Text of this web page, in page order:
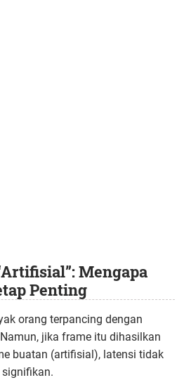
Mengapa
Penting
orang terpancing dengan
jika frame itu dihasilkan
buatan (artifisial), latensi tidak